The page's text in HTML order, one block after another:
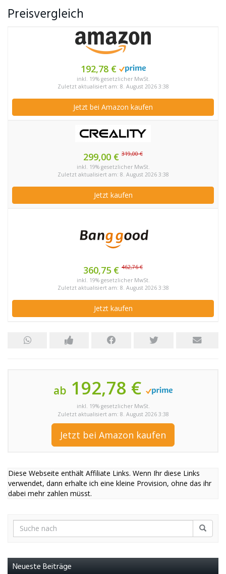
Preisvergleich
192,78 €
inkl. 19% gesetzlicher MwSt.
Zuletzt aktualisiert am: 8. August 2026 3:38
Jetzt bei Amazon kaufen
299,00 € 319,00 €
inkl. 19% gesetzlicher MwSt.
Zuletzt aktualisiert am: 8. August 2026 3:38
Jetzt kaufen
360,75 € 462,76 €
inkl. 19% gesetzlicher MwSt.
Zuletzt aktualisiert am: 8. August 2026 3:38
Jetzt kaufen
ab 192,78 €
inkl. 19% gesetzlicher MwSt.
Zuletzt aktualisiert am: 8. August 2026 3:38
Jetzt bei Amazon kaufen
Diese Webseite enthält Affiliate Links. Wenn Ihr diese Links
verwendet, dann erhalte ich eine kleine Provision, ohne das ihr
dabei mehr zahlen müsst.
Neueste Beiträge